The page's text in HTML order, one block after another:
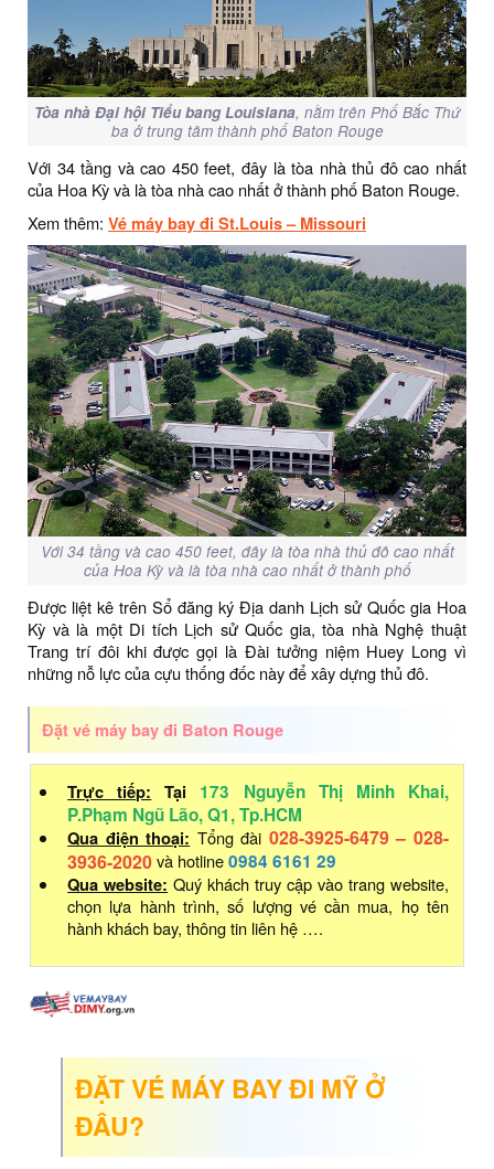
Tòa nhà Đại hội Tiểu bang Louisiana, nằm trên Phố Bắc Thứ
ba ở trung tâm thành phố Baton Rouge
Với 34 tầng và cao 450 feet, đây là tòa nhà thủ đô cao nhất
của Hoa Kỳ và là tòa nhà cao nhất ở thành phố Baton Rouge.
Xem thêm: Vé máy bay đi St.Louis – Missouri
Với 34 tầng và cao 450 feet, đây là tòa nhà thủ đô cao nhất
của Hoa Kỳ và là tòa nhà cao nhất ở thành phố
Được liệt kê trên Sổ đăng ký Địa danh Lịch sử Quốc gia Hoa
Kỳ và là một Di tích Lịch sử Quốc gia, tòa nhà Nghệ thuật
Trang trí đôi khi được gọi là Đài tưởng niệm Huey Long vì
những nỗ lực của cựu thống đốc này để xây dựng thủ đô.
Đặt vé máy bay đi Baton Rouge
Trực tiếp: Tại 173 Nguyễn Thị Minh Khai,
P.Phạm Ngũ Lão, Q1, Tp.HCM
Qua điện thoại: Tổng đài 028-3925-6479 – 028-
3936-2020và hotline0984 6161 29
Qua website: Quý khách truy cập vào trang website,
chọn lựa hành trình, số lượng vé cần mua, họ tên
hành khách bay, thông tin liên hệ ….
ĐẶT VÉ MÁY BAY ĐI MỸ Ở
ĐÂU?